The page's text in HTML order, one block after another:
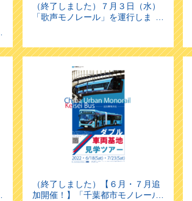
（終了しました）７月３日（水）
「歌声モノレール」を運行しま
（終了しました）【６月・７月追
加開催！】「千葉都市モノレール